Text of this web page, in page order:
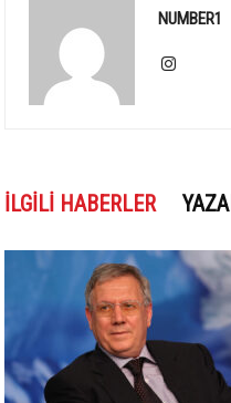
NUMBER1
İLGILI HABERLER